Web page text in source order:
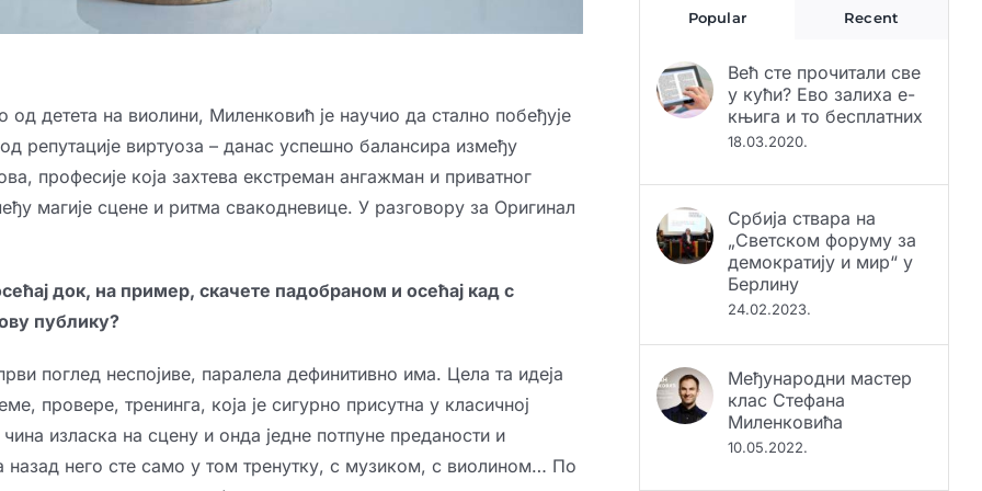
од детета на виолини, Миленковић је научио да стално побеђује
репутације виртуоза – данас успешно балансира између
професије која захтева екстреман ангажман и приватног
магије сцене и ритма свакодневице. У разговору за Оригинал
док, на пример, скачете падобраном и осећај кад с
публику?
поглед неспојиве, паралела дефинитивно има. Цела та идеја
провере, тренинга, која је сигурно присутна у класичној
изласка на сцену и онда једне потпуне преданости и
назад него сте само у том тренутку, с музиком, с виолином… По
у кући? Ево залиха е-
књига и то бесплатних
18.03.2020.
„Светском форуму за
демократију и мир“ у
Берлину
24.02.2023.
клас Стефана
Миленковића
10.05.2022.